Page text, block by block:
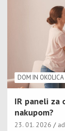
DOM IN OKOLICA
IR paneli za
nakupom?
23. 01. 2026